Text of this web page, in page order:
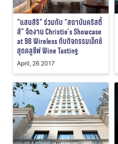
“แสนสิริ” ร่วมกับ “สถาบันคริสตี้
ส์” จัดงาน Christie’s Showcase
at 98 Wireless กับกิจกรรมเอ็กซ์
สุดคลูซีฟ Wine Tasting
April, 26 2017